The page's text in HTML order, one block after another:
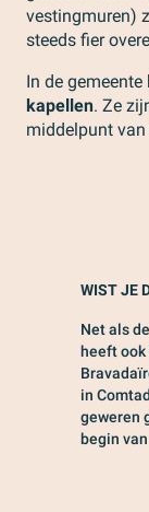
vestingmuren)
steeds fier
In de
kapellen. Ze
middelpunt
WIST JE
Net als
heeft ook
in
geweren
begin